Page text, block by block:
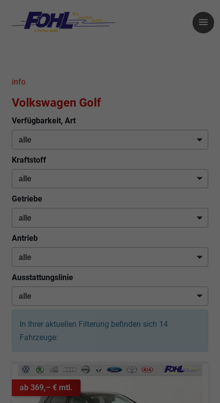
info
Volkswagen Golf
Verfügbarkeit, Art
Kraftstoff
Getriebe
Antrieb
Ausstattungslinie
In Ihrer aktuellen Filterung befinden sich 14
Fahrzeuge:
ab 369,– € mtl.